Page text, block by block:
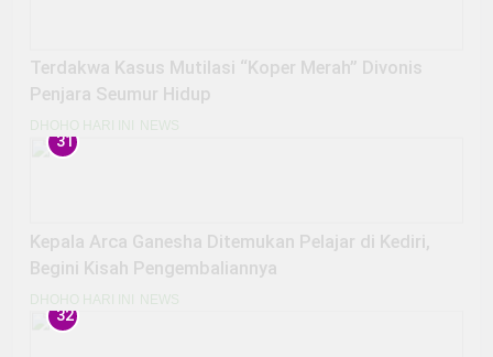
Terdakwa Kasus Mutilasi “Koper Merah” Divonis
Penjara Seumur Hidup
DHOHO HARI INI NEWS
31
Kepala Arca Ganesha Ditemukan Pelajar di Kediri,
Begini Kisah Pengembaliannya
DHOHO HARI INI NEWS
32